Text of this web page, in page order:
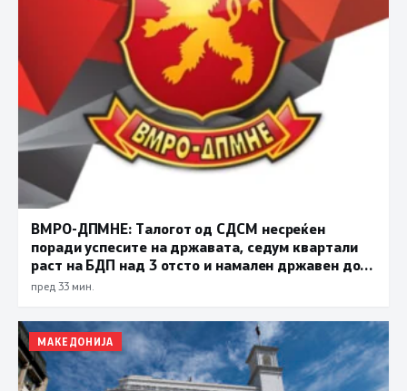
ВМРО-ДПМНЕ: Талогот од СДСМ несреќен
поради успесите на државата, седум квартали
раст на БДП над 3 отсто и намален државен долг
се показатели за економска стабилност
пред 33 мин.
МАКЕДОНИЈА